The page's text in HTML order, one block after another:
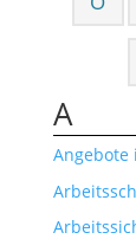
A
Angebote